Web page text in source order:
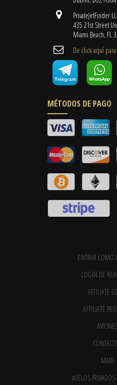
PrivateJetFinder
435 21st Street
Miami Beach, FL
De click aquí
MÉTODOS DE PAGO
ENTRAR COMO
LOGIN DE
AFFILIATE
AFFILIATE
MAPA
VUELOS PRIVADOS